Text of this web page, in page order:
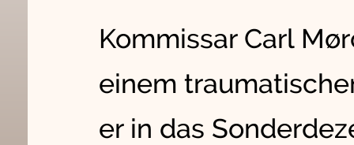
Kommissar Carl
einem
er in das